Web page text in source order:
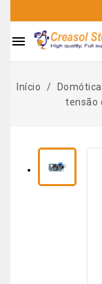

Início
tensão